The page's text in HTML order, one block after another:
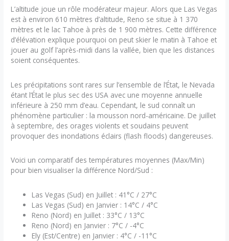
L’altitude joue un rôle modérateur majeur. Alors que Las Vegas
est à environ 610 mètres d’altitude, Reno se situe à 1 370
mètres et le lac Tahoe à près de 1 900 mètres. Cette différence
d’élévation explique pourquoi on peut skier le matin à Tahoe et
jouer au golf l’après-midi dans la vallée, bien que les distances
soient conséquentes.
Les précipitations sont rares sur l’ensemble de l’État, le Nevada
étant l’État le plus sec des USA avec une moyenne annuelle
inférieure à 250 mm d’eau. Cependant, le sud connaît un
phénomène particulier : la mousson nord-américaine. De juillet
à septembre, des orages violents et soudains peuvent
provoquer des inondations éclairs (flash floods) dangereuses.
Voici un comparatif des températures moyennes (Max/Min)
pour bien visualiser la différence Nord/Sud :
Las Vegas (Sud) en Juillet : 41°C / 27°C
Las Vegas (Sud) en Janvier : 14°C / 4°C
Reno (Nord) en Juillet : 33°C / 13°C
Reno (Nord) en Janvier : 7°C / -4°C
Ely (Est/Centre) en Janvier : 4°C / -11°C